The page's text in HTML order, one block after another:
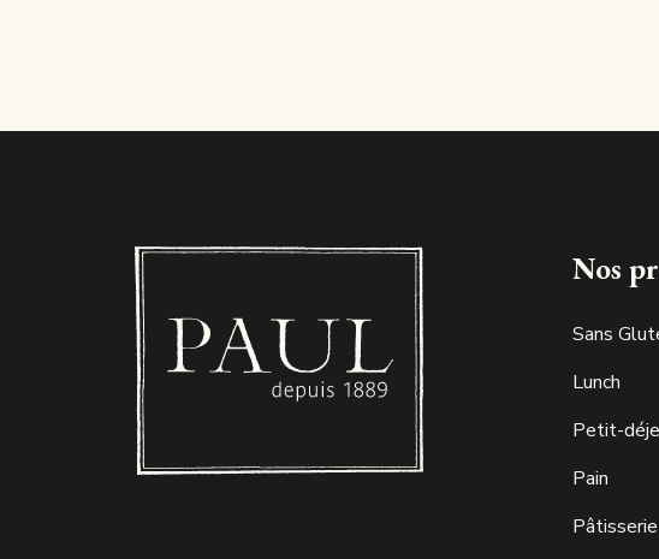
Boulangerie PAUL - Luxembourg Nos
Sans
Lunch
Petit-
Pain
Pâtisserie